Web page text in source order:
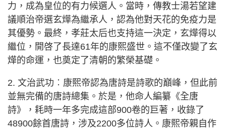
力，成為皇位的有力候選人。當時，傳教士湯若望建
議順治帝選玄燁為繼承人，認為他對天花的免疫力是
其優勢。最終，孝莊太后也支持這一決定，玄燁得以
繼位，開啓了長達61年的康熙盛世。這不僅改變了玄
燁的命運，也奠定了清朝的繁榮基礎。
2. 文治武功︰康熙帝認為唐詩是詩歌的巔峰，但此前
並無完備的唐詩總集。於是，他命人編纂《全唐
詩》，耗時一年多完成這部900卷的巨著，收錄了
48900餘首唐詩，涉及2200多位詩人。康熙帝親自作